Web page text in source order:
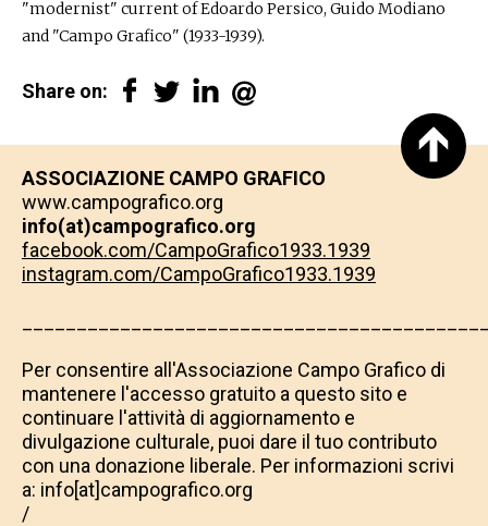
"modernist" current of Edoardo Persico, Guido Modiano
and "Campo Grafico" (1933-1939).
Share on:
ASSOCIAZIONE CAMPO GRAFICO
www.campografico.org
info(at)campografico.org
facebook.com/CampoGrafico1933.1939
instagram.com/CampoGrafico1933.1939
​​​​​​​Per consentire all'Associazione Campo Grafico di
mantenere l'accesso gratuito a questo sito e
continuare l'attività di aggiornamento e
divulgazione culturale, puoi dare il tuo contributo
con una donazione liberale. Per informazioni scrivi
a: info[at]campografico.org
/